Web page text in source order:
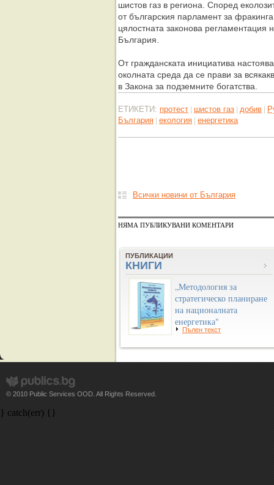
шистов газ в региона. Според
от българския парламент за
цялостната законова регламентация
България.
От гражданската инициатива
околната среда да се прави за
в Закона за подземните богатства.
ЕТИКЕТИ: протест | шистов газ | добив |
България | екология | енергетика
Всички новини от България
НЯМА ПУБЛИКУВАНИ КОМЕНТАРИ
ПУБЛИКАЦИИ
КНИГИ
„Методология за
стратегическо планиране
на националната
енергетика"
Пълен текст
© 2010 Public Services OOD. All Rights Reserved.
} catch(err) {}